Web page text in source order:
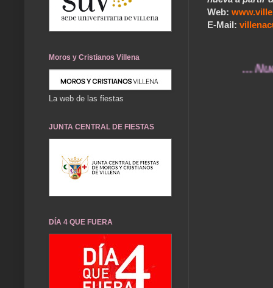
Web:
E-Mail:
... Nuestros
Moros y Cristianos Villena
La web de las fiestas
JUNTA CENTRAL DE FIESTAS
DÍA 4 QUE FUERA